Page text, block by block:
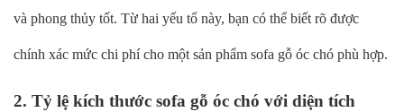
và phong thủy tốt. Từ hai yếu tố này, bạn có thể biết rõ được
chính xác mức chi phí cho một sản phẩm sofa gỗ óc chó phù hợp.
2. Tỷ lệ kích thước sofa gỗ óc chó với diện tích